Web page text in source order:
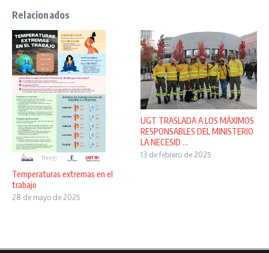
Relacionados
Temperaturas extremas en el
trabajo
28 de mayo de 2025
UGT TRASLADA A LOS MÁXIMOS
RESPONSABLES DEL MINISTERIO
LA NECESID ...
13 de febrero de 2025